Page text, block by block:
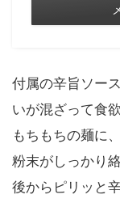
付属の辛旨ソー
いが混ざって食
もちもちの麺に
粉末がしっかり
後からピリッと